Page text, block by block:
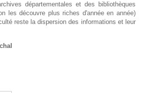
départementales et des bibliothèques
les découvre plus riches d'année en année)
reste la dispersion des informations et leur